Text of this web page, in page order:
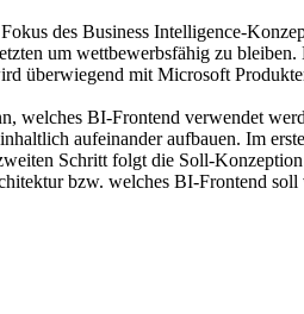
des Business Intelligence-
um wettbewerbsfähig zu bleiben.
überwiegend mit Microsoft
welches BI-Frontend verwendet
aufeinander aufbauen. Im
Schritt folgt die Soll-
bzw. welches BI-Frontend soll